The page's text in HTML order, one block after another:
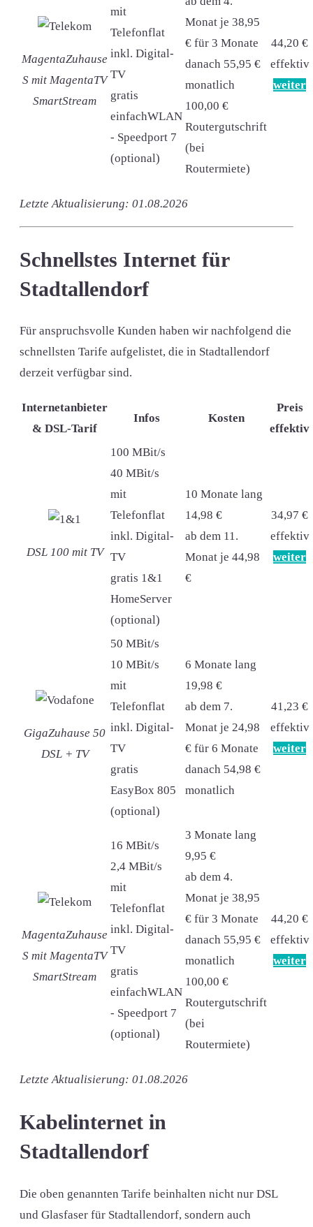
MagentaZuhause
S mit MagentaTV
SmartStream
mit
Telefonflat
inkl. Digital-
TV
gratis
einfachWLAN
- Speedport 7
(optional)
Monat je 38,95
€ für 3 Monate
danach 55,95 €
monatlich
100,00 €
Routergutschrift
(bei
Routermiete)
44,20 €
effektiv
weiter
Letzte Aktualisierung: 01.08.2026
Schnellstes Internet für
Stadtallendorf
Für anspruchsvolle Kunden haben wir nachfolgend die
schnellsten Tarife aufgelistet, die in Stadtallendorf
derzeit verfügbar sind.
Internetanbieter
& DSL-Tarif
Infos Kosten
Preis
effektiv
DSL 100 mit TV
100 MBit/s
40 MBit/s
mit
Telefonflat
inkl. Digital-
TV
gratis 1&1
HomeServer
(optional)
10 Monate lang
14,98 €
ab dem 11.
Monat je 44,98
€
34,97 €
effektiv
weiter
GigaZuhause 50
DSL + TV
50 MBit/s
10 MBit/s
mit
Telefonflat
inkl. Digital-
TV
gratis
EasyBox 805
(optional)
6 Monate lang
19,98 €
ab dem 7.
Monat je 24,98
€ für 6 Monate
danach 54,98 €
monatlich
41,23 €
effektiv
weiter
MagentaZuhause
S mit MagentaTV
SmartStream
16 MBit/s
2,4 MBit/s
mit
Telefonflat
inkl. Digital-
TV
gratis
einfachWLAN
- Speedport 7
(optional)
3 Monate lang
9,95 €
ab dem 4.
Monat je 38,95
€ für 3 Monate
danach 55,95 €
monatlich
100,00 €
Routergutschrift
(bei
Routermiete)
44,20 €
effektiv
weiter
Letzte Aktualisierung: 01.08.2026
Kabelinternet in
Stadtallendorf
Die oben genannten Tarife beinhalten nicht nur DSL
und Glasfaser für Stadtallendorf, sondern auch